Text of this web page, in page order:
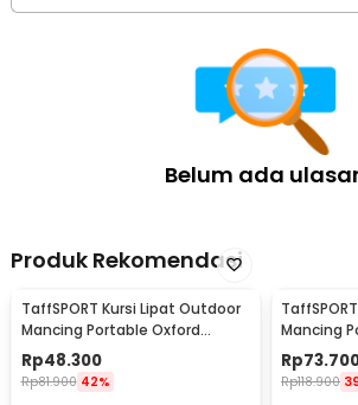
Belum ada
Produk Rekomendasi
TaffSPORT Kursi Lipat Outdoor
Mancing Portable Oxford
Folding Chair - ZDY01
Rp48.300
Rp81.900 42%
Mancing
Folding
Rp
Rp118.900